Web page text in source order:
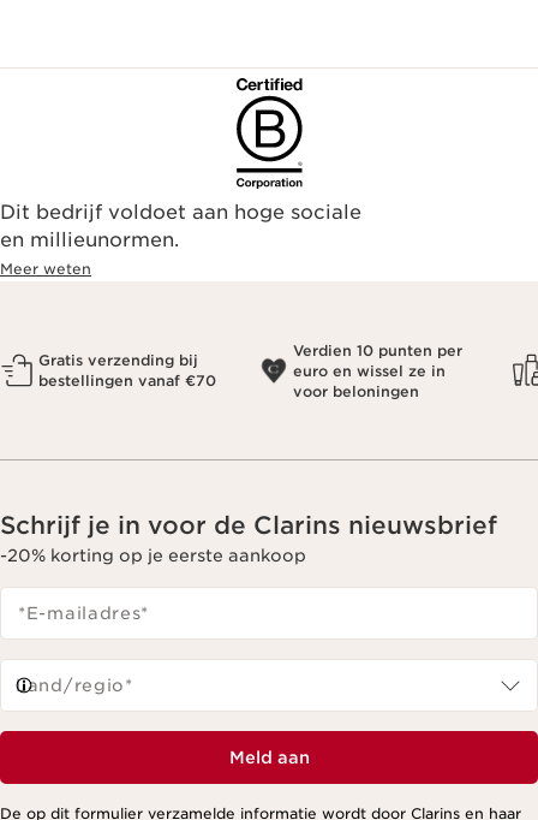
Dit bedrijf voldoet aan hoge sociale
en millieunormen.
Meer weten
Gratis verzending bij
bestellingen vanaf €70
Verdien 10 punten per
euro en wissel ze in
voor beloningen
Schrijf je in voor de Clarins nieuwsbrief
-20% korting op je eerste aankoop
*E-mailadres*
Land/regio*
Meld aan
De op dit formulier verzamelde informatie wordt door Clarins en haar